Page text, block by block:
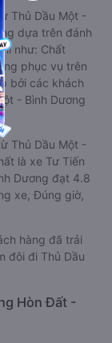
Thủ Dầu Một -
dựa trên đánh
như: Chất
phục vụ trên
bởi các khách
- Bình Dương
Thủ Dầu Một -
là xe Tư Tiến
Dương đạt 4.8
xe, Đúng giờ,
hàng đã trải
đôi đi Thủ Dầu
Hòn Đất -